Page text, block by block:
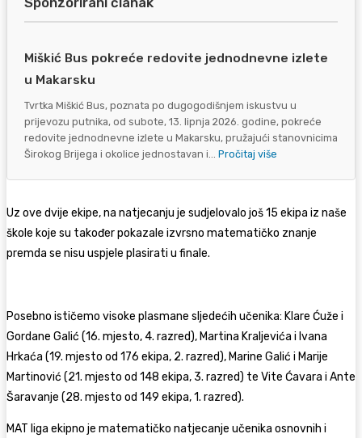
Miškić Bus pokreće redovite jednodnevne izlete
u Makarsku
Tvrtka Miškić Bus, poznata po dugogodišnjem iskustvu u
prijevozu putnika, od subote, 13. lipnja 2026. godine, pokreće
redovite jednodnevne izlete u Makarsku, pružajući stanovnicima
Širokog Brijega i okolice jednostavan i... Pročitaj više
Uz ove dvije ekipe, na natjecanju je sudjelovalo još 15 ekipa iz naše
škole koje su također pokazale izvrsno matematičko znanje
premda se nisu uspjele plasirati u finale.
Posebno ističemo visoke plasmane sljedećih učenika: Klare Ćuže i
Gordane Galić (16. mjesto, 4. razred), Martina Kraljevića i Ivana
Hrkaća (19. mjesto od 176 ekipa, 2. razred), Marine Galić i Marije
Martinović (21. mjesto od 148 ekipa, 3. razred) te Vite Ćavara i Ante
Šaravanje (28. mjesto od 149 ekipa, 1. razred).
MAT liga ekipno je matematičko natjecanje učenika osnovnih i